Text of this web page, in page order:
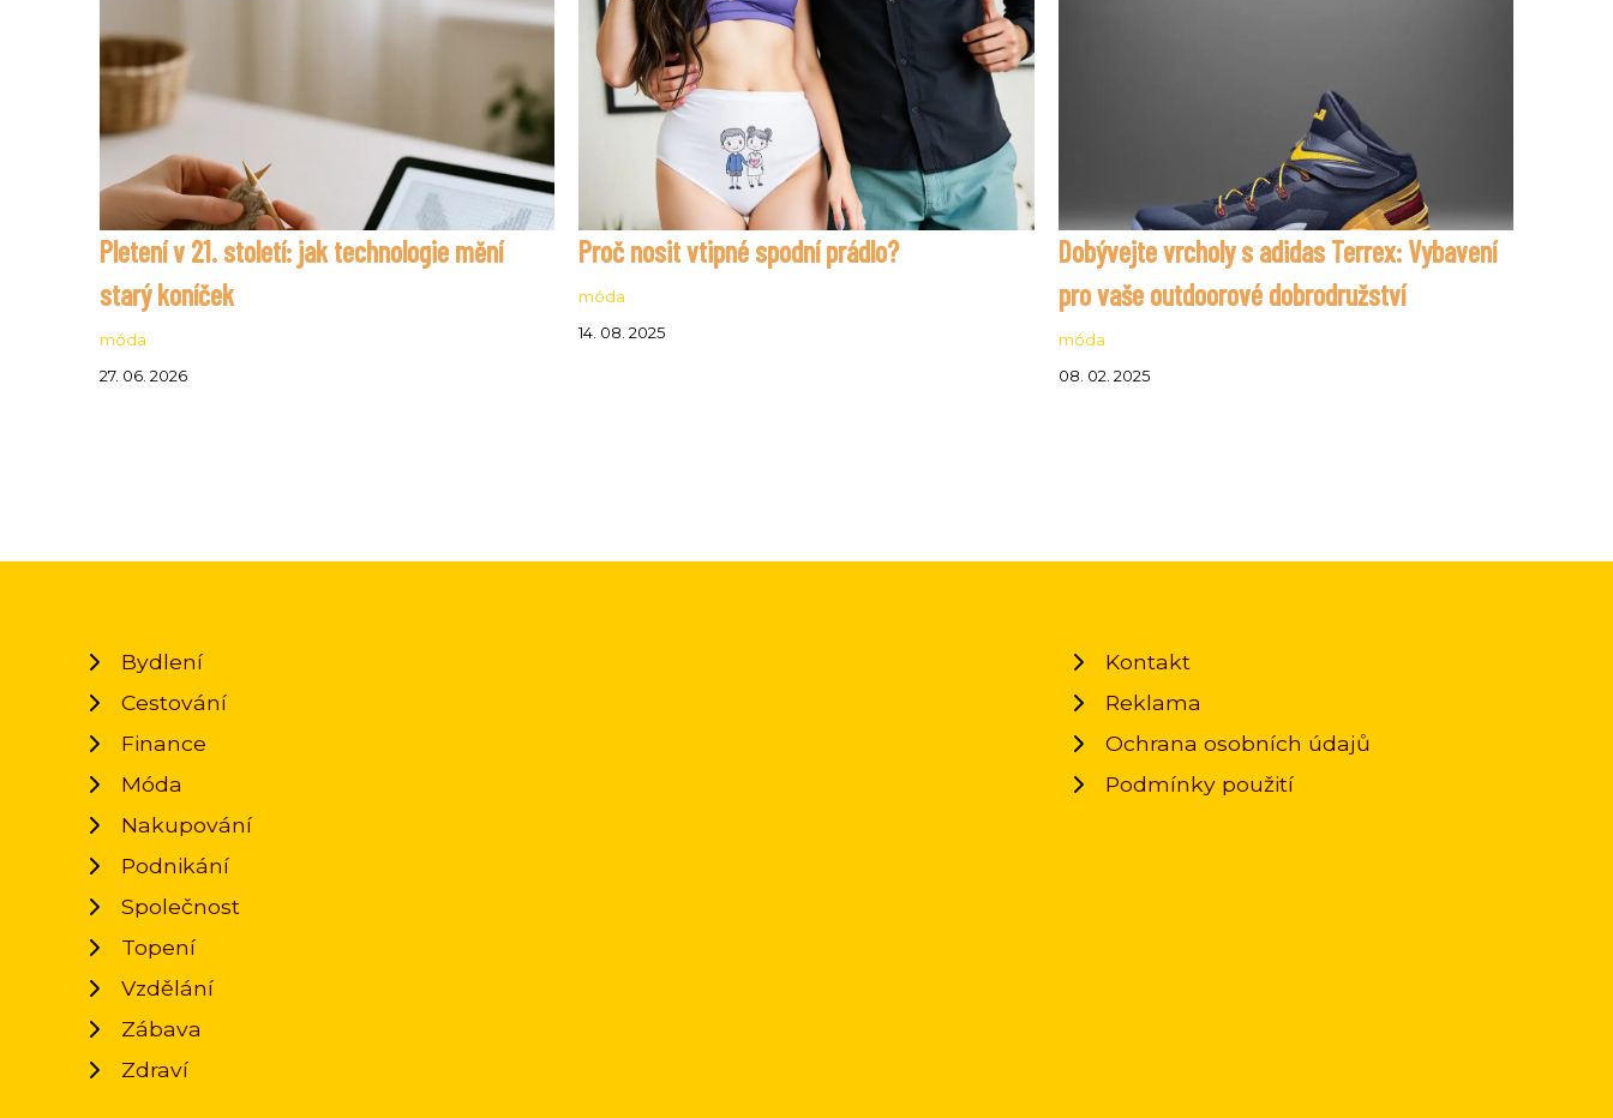
Pletení v 21. století: jak technologie mění
starý koníček
móda
27. 06. 2026
Proč nosit vtipné spodní prádlo?
móda
14. 08. 2025
Dobývejte vrcholy s adidas Terrex: Vybavení
pro vaše outdoorové dobrodružství
móda
08. 02. 2025
Bydlení
Cestování
Finance
Móda
Nakupování
Podnikání
Společnost
Topení
Vzdělání
Zábava
Zdraví
Kontakt
Reklama
Ochrana osobních údajů
Podmínky použití